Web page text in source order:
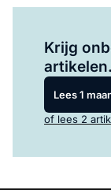
Krijg
artikelen.
Lees 1
of lees 2